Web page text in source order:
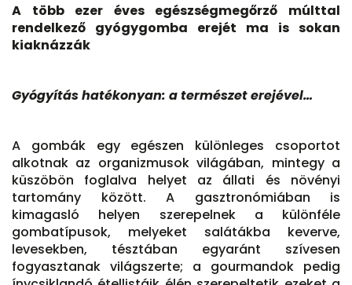
A több ezer éves egészségmegőrző múlttal
rendelkező gyógygomba erejét ma is sokan
kiaknázzák
Gyógyítás hatékonyan: a természet erejével…
A gombák egy egészen különleges csoportot
alkotnak az organizmusok világában, mintegy a
küszöbön foglalva helyet az állati és növényi
tartomány között. A gasztronómiában is
kimagasló helyen szerepelnek a különféle
gombatípusok, melyeket salátákba keverve,
levesekben, tésztában egyaránt szívesen
fogyasztanak világszerte; a gourmandok pedig